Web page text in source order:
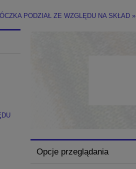
PODZIAŁ ZE WZGLĘDU NA SKŁAD »
Opcje przeglądania